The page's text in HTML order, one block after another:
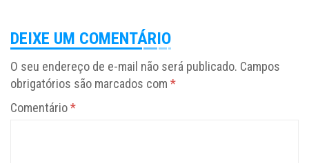
DEIXE UM COMENTÁRIO
O seu endereço de e-mail não será publicado. Campos
obrigatórios são marcados com *
Comentário*